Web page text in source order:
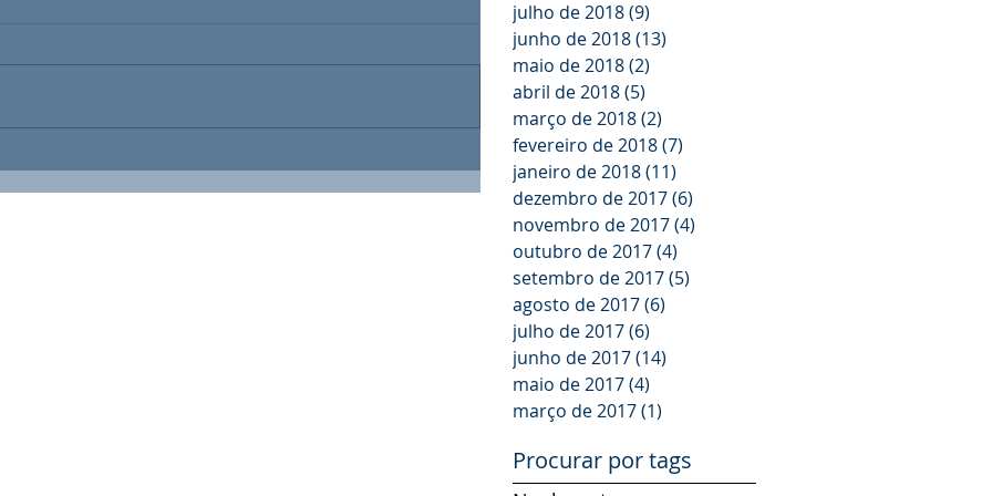
julho de 2018(9)
junho de 2018(13)
maio de 2018(2)
abril de 2018(5)
março de 2018(2)
fevereiro de 2018(7)
janeiro de 2018(11)
dezembro de 2017(6)
novembro de 2017(4)
outubro de 2017(4)
setembro de 2017(5)
agosto de 2017(6)
julho de 2017(6)
junho de 2017(14)
maio de 2017(4)
março de 2017(1)
Procurar por tags